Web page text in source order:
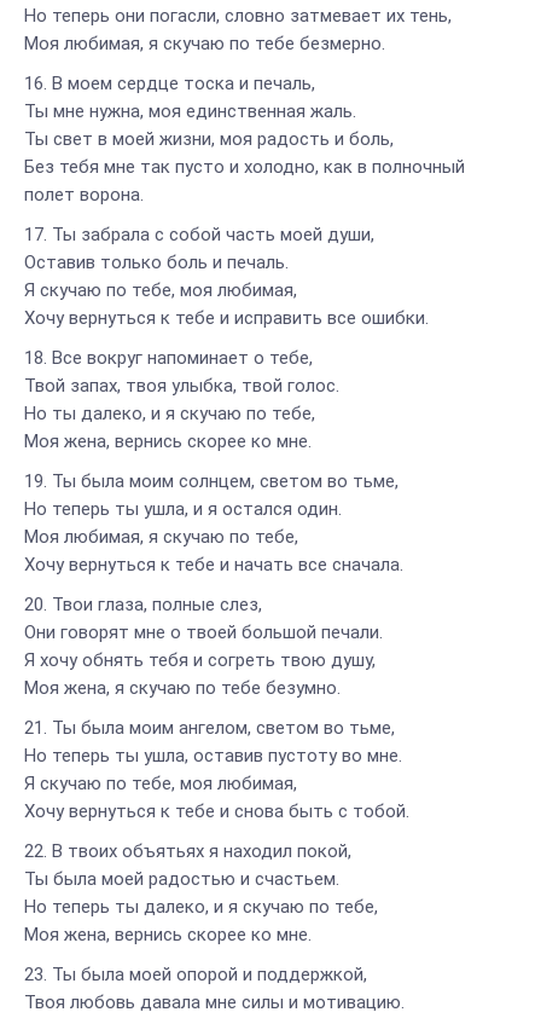
Но теперь они погасли, словно затмевает их тень,
Моя любимая, я скучаю по тебе безмерно.
В моем сердце тоска и печаль,
Ты мне нужна, моя единственная жаль.
Ты свет в моей жизни, моя радость и боль,
Без тебя мне так пусто и холодно, как в полночный
полет ворона.
Ты забрала с собой часть моей души,
Оставив только боль и печаль.
Я скучаю по тебе, моя любимая,
Хочу вернуться к тебе и исправить все ошибки.
Все вокруг напоминает о тебе,
Твой запах, твоя улыбка, твой голос.
Но ты далеко, и я скучаю по тебе,
Моя жена, вернись скорее ко мне.
Ты была моим солнцем, светом во тьме,
Но теперь ты ушла, и я остался один.
Моя любимая, я скучаю по тебе,
Хочу вернуться к тебе и начать все сначала.
Твои глаза, полные слез,
Они говорят мне о твоей большой печали.
Я хочу обнять тебя и согреть твою душу,
Моя жена, я скучаю по тебе безумно.
Ты была моим ангелом, светом во тьме,
Но теперь ты ушла, оставив пустоту во мне.
Я скучаю по тебе, моя любимая,
Хочу вернуться к тебе и снова быть с тобой.
В твоих объятьях я находил покой,
Ты была моей радостью и счастьем.
Но теперь ты далеко, и я скучаю по тебе,
Моя жена, вернись скорее ко мне.
Ты была моей опорой и поддержкой,
Твоя любовь давала мне силы и мотивацию.